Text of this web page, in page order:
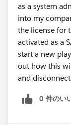
as a system
into my
the license for
activated as a
start a new
out how this
and
0 件のい